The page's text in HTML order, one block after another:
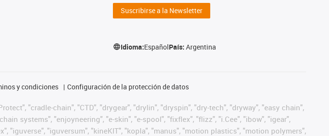
Suscribirse a la Newsletter
Idioma:EspañolPaís:Argentina
y condiciones Configuración de la protección de datos
"cradle-chain", "CTD", "drygear", "drylin", "dryspin", "dry-tech", "dryway", "easy chain",
systems", "enjoyneering", "e-skin", "e-spool", "fixflex", "flizz", "i.Cee", "ibow", "igear",
"iguverse", "iguversum", "kineKIT", "kopla", "manus", "motion plastics", "motion polymers",